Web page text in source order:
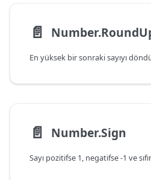
📄️
📄️ Number.Sign
Sayı pozitifse 1, negatifse -1 ve